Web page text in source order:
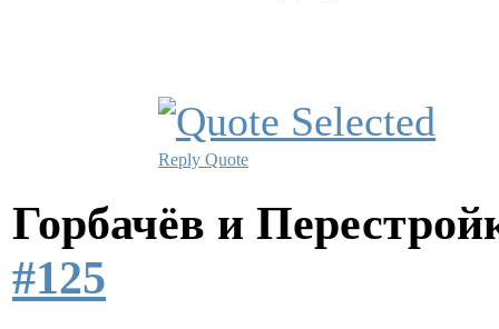
Reply Quote
Горбачёв и
#125